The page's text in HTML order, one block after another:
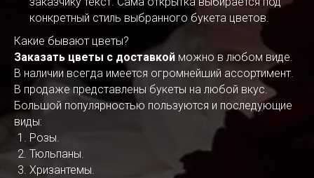
конкретный стиль выбранного букета цветов.
Какие бывают цветы?
Заказать цветы с доставкой можно в любом виде.
В наличии всегда имеется огромнейший ассортимент.
В продаже представлены букеты на любой вкус.
Большой популярностью пользуются и последующие
виды:
Розы.
Тюльпаны.
Хризантемы.